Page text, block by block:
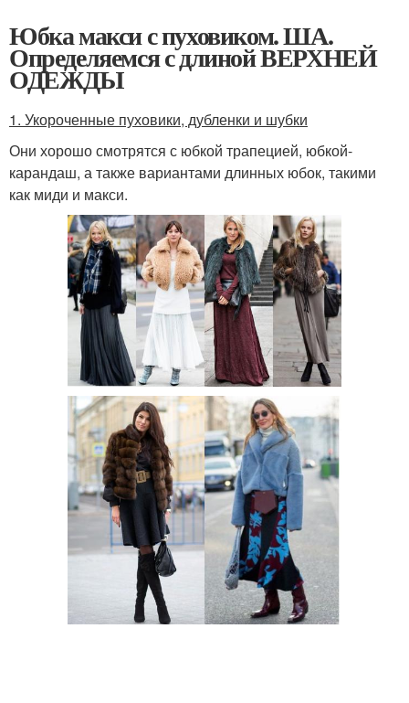
Юбка макси с пуховиком. ША.
Определяемся с длиной ВЕРХНЕЙ
ОДЕЖДЫ
1. Укороченные пуховики, дубленки и шубки
Они хорошо смотрятся с юбкой трапецией, юбкой-
карандаш, а также вариантами длинных юбок, такими
как миди и макси.